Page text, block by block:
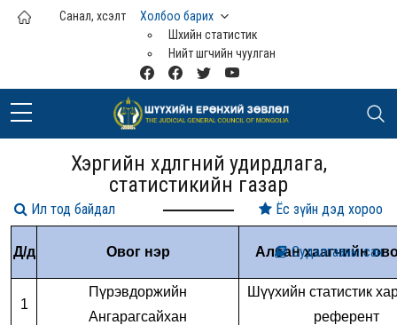
Үндсэн агуулга руу шилжих
Санал, хүсэлт
Холбоо барих
Шүүхийн статистик
Нийт шүүгчийн чуулган
Хэргийн хөдөлгөөний удирдлага,
статистикийн газар
Д/д Овог нэр Албан хаагчийн
1
Пүрэвдоржийн
Ангарагсайхан
Шүүхийн статистик
референт
Судалгааны сан
Ёс зүйн дэд хороо
Ил тод байдал